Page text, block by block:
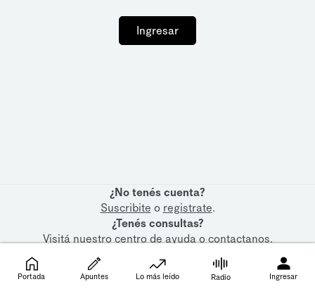
Ingresar
¿No tenés cuenta?
Suscribite o registrate.
¿Tenés consultas?
Visitá nuestrocentro de ayudaocontactanos.
Portada Apuntes Lo más leído Radio Ingresar